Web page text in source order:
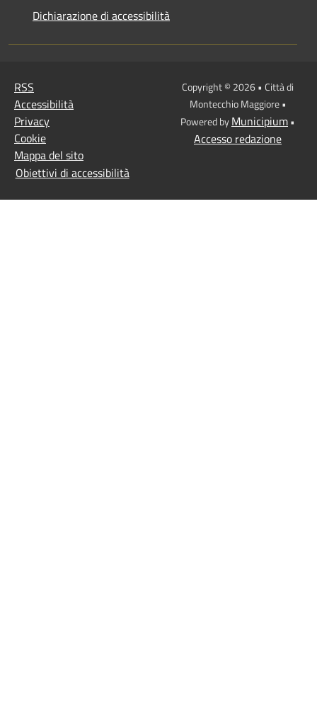
Dichiarazione di accessibilità
RSS
Accessibilità
Privacy
Cookie
Mappa del sito
Obiettivi di accessibilità
Copyright © 2026 • Città di
Montecchio Maggiore •
Powered byMunicipium•
Accesso redazione